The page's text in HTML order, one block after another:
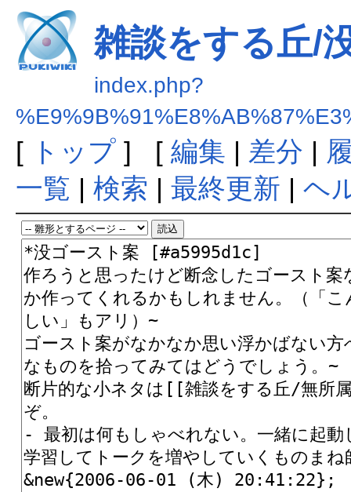
雑談をする丘/
index.php?
[ トップ] [ 編集 | 差分 |
一覧 | 検索 | 最終更新 | ヘ